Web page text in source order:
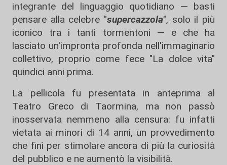
integrante del linguaggio quotidiano — basti
pensare alla celebre "supercazzola", solo il più
iconico tra i tanti tormentoni — e che ha
lasciato un'impronta profonda nell'immaginario
collettivo, proprio come fece "La dolce vita"
quindici anni prima.
La pellicola fu presentata in anteprima al
Teatro Greco di Taormina, ma non passò
inosservata nemmeno alla censura: fu infatti
vietata ai minori di 14 anni, un provvedimento
che finì per stimolare ancora di più la curiosità
del pubblico e ne aumentò la visibilità.